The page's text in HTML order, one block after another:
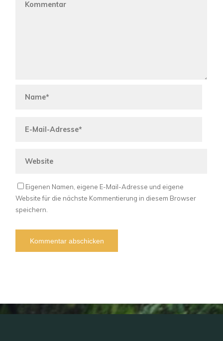
Eigenen Namen, eigene E-Mail-Adresse und eigene
Website für die nächste Kommentierung in diesem Browser
speichern.